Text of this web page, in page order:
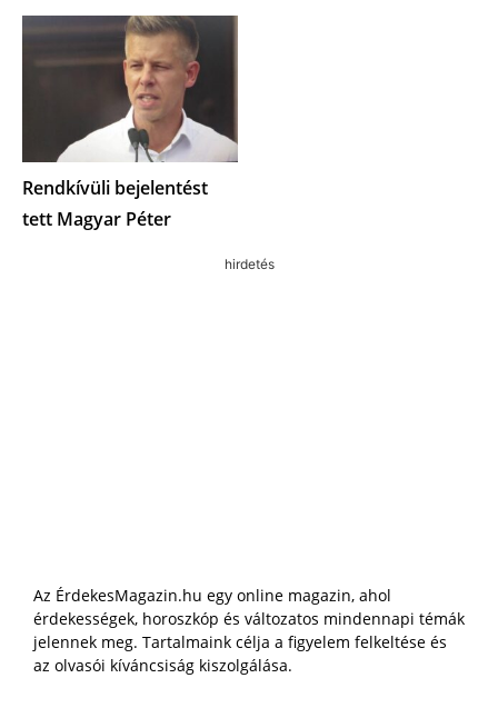
Rendkívüli bejelentést
tett Magyar Péter
hirdetés
Az ÉrdekesMagazin.hu egy online magazin, ahol
érdekességek, horoszkóp és változatos mindennapi témák
jelennek meg. Tartalmaink célja a figyelem felkeltése és
az olvasói kíváncsiság kiszolgálása.